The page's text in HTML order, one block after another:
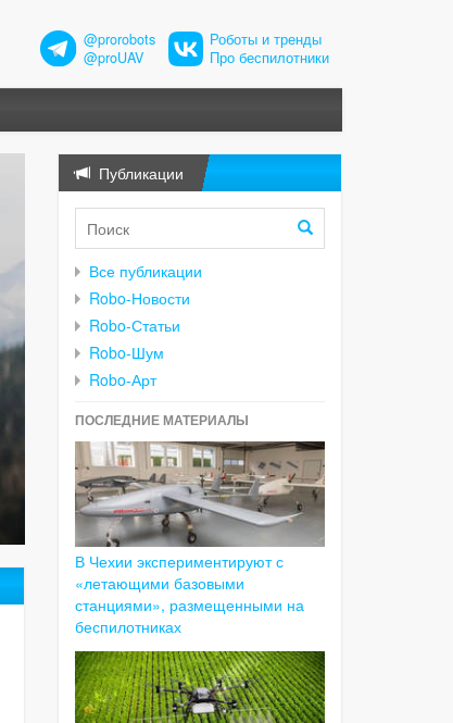
@prorobots
@proUAV
Роботы и тренды
Про беспилотники
Публикации
Все публикации
Robo-Новости
Robo-Статьи
Robo-Шум
Robo-Арт
ПОСЛЕДНИЕ МАТЕРИАЛЫ
В Чехии экспериментируют с
«летающими базовыми
станциями», размещенными на
беспилотниках